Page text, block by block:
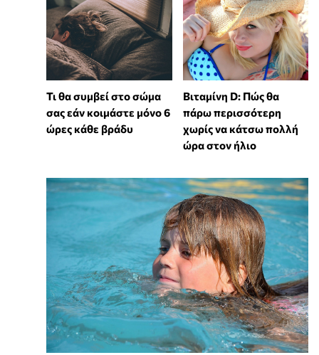
Τι θα συμβεί στο σώμα
σας εάν κοιμάστε μόνο 6
ώρες κάθε βράδυ
Βιταμίνη D: Πώς θα
πάρω περισσότερη
χωρίς να κάτσω πολλή
ώρα στον ήλιο